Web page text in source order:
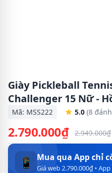
Giày Pickleball
Challenger 15 Nữ -
Mã: MSS222 5.0 (8
2.790.000₫ 2.949.000₫
📱 Mua qua App chỉ
Giá web 2.790.000₫ •